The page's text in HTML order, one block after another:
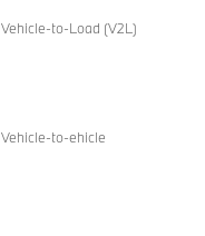
to-Load (V2L)
to-ehicle